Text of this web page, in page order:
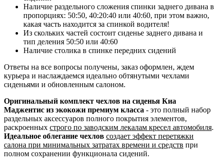
Наличие раздельного сложения спинки заднего дивана в
пропорциях: 50:50, 40:20:40 или 40:60, при этом важно,
какая часть находится за спинкой водителя!
Из скольких частей состоит сиденье заднего дивана и
тип деления 50:50 или 40:60
Наличие столика в спинке передних сидений
Ответы на все вопросы получены, заказ оформлен, ждем
курьера и наслаждаемся идеально обтянутыми чехлами
сиденьями и обновленным салоном.
Оригинальный комплект чехлов на сиденья Киа
Маджентис из экокожи премиум класса - это полный набор
раздельных аксессуаров полного покрытия элементов,
раскроенных строго по заводским лекалам кресел автомобиля.
Идеальное облегание чехлов создает эффект перетяжки
салона при минимальных затратах времени и средств при
полном сохранении функционала сидений.